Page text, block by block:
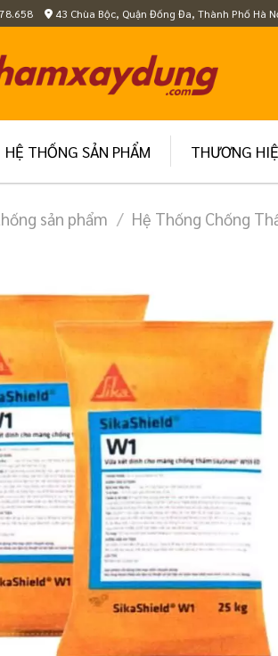
43 Chùa Bộc, Quận Đống Đa, Thành Phố Hà
HỆ THỐNG SẢN PHẨM THƯƠNG
sản phẩm / Hệ Thống Chống